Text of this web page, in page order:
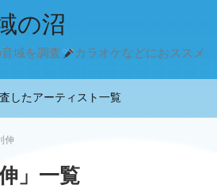
の沼
域を調査 カラオケなどにおススメ
したアーティスト一覧
伸
」 一覧